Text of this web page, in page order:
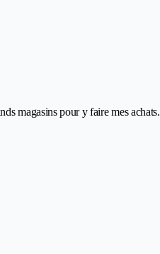
magasins pour y faire mes achats.